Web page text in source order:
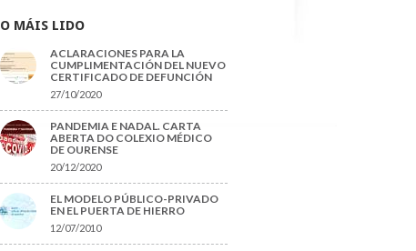
O MÁIS LIDO
ACLARACIONES PARA LA
CUMPLIMENTACIÓN DEL NUEVO
CERTIFICADO DE DEFUNCIÓN
27/10/2020
PANDEMIA E NADAL. CARTA
ABERTA DO COLEXIO MÉDICO
DE OURENSE
20/12/2020
EL MODELO PÚBLICO-PRIVADO
EN EL PUERTA DE HIERRO
12/07/2010